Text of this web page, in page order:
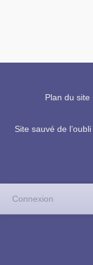
Plan du site
Site sauvé de
Connexion